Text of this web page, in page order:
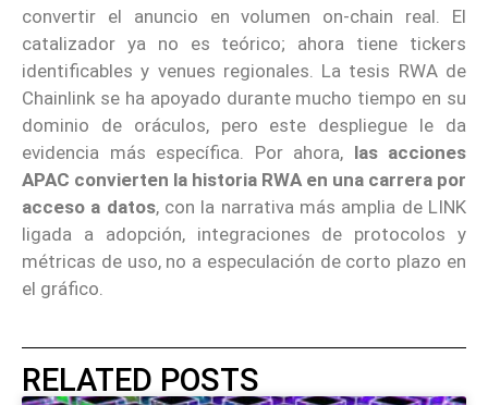
convertir el anuncio en volumen on-chain real. El
catalizador ya no es teórico; ahora tiene tickers
identificables y venues regionales. La tesis RWA de
Chainlink se ha apoyado durante mucho tiempo en su
dominio de oráculos, pero este despliegue le da
evidencia más específica. Por ahora, las acciones
APAC convierten la historia RWA en una carrera por
acceso a datos, con la narrativa más amplia de LINK
ligada a adopción, integraciones de protocolos y
métricas de uso, no a especulación de corto plazo en
el gráfico.
RELATED POSTS